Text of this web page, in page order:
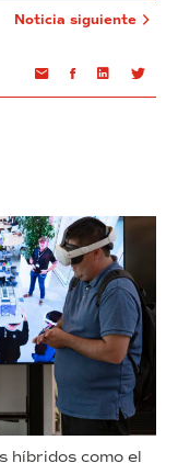
EmailFacebookLinkedin
Noticia siguiente
híbridos como el